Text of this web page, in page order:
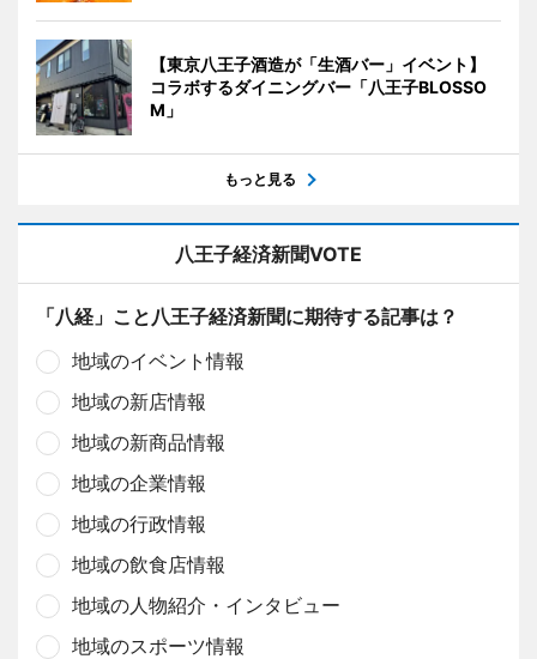
【東京八王子酒造が「生酒バー」イベント】
コラボするダイニングバー「八王子BLOSSO
M」
もっと見る
八王子経済新聞VOTE
「八経」こと八王子経済新聞に期待する記事は？
地域のイベント情報
地域の新店情報
地域の新商品情報
地域の企業情報
地域の行政情報
地域の飲食店情報
地域の人物紹介・インタビュー
地域のスポーツ情報